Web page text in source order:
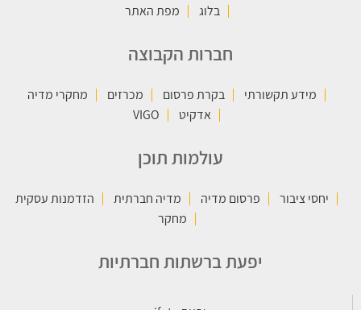
בלוג
מפת האתר
חברות הקבוצה
מידע תקשורתי בקרת פרסום מכרזים
מחקרי מדיה
אדקיט
VIGO
עולמות תוכן
יחסי ציבור פרסום מדיה מדיה חברתית
הזדמנות עסקית
מחקר
יפעת ברשתות חברתיות